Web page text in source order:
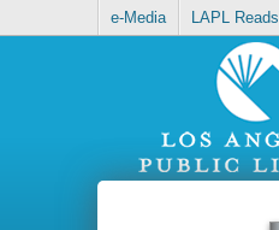
e-Media LAPL Reads